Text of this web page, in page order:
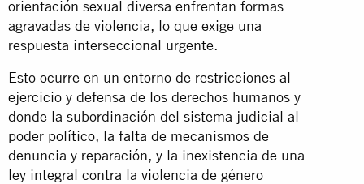
orientación sexual diversa enfrentan formas
agravadas de violencia, lo que exige una
respuesta interseccional urgente.
Esto ocurre en un entorno de restricciones al
ejercicio y defensa de los derechos humanos y
donde la subordinación del sistema judicial al
poder político, la falta de mecanismos de
denuncia y reparación, y la inexistencia de una
ley integral contra la violencia de género